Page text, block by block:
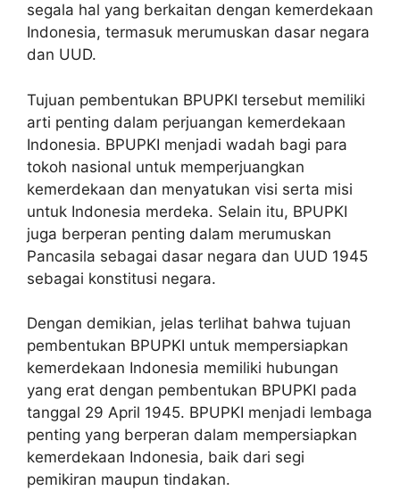
segala hal yang berkaitan dengan kemerdekaan
Indonesia, termasuk merumuskan dasar negara
dan UUD.
Tujuan pembentukan BPUPKI tersebut memiliki
arti penting dalam perjuangan kemerdekaan
Indonesia. BPUPKI menjadi wadah bagi para
tokoh nasional untuk memperjuangkan
kemerdekaan dan menyatukan visi serta misi
untuk Indonesia merdeka. Selain itu, BPUPKI
juga berperan penting dalam merumuskan
Pancasila sebagai dasar negara dan UUD 1945
sebagai konstitusi negara.
Dengan demikian, jelas terlihat bahwa tujuan
pembentukan BPUPKI untuk mempersiapkan
kemerdekaan Indonesia memiliki hubungan
yang erat dengan pembentukan BPUPKI pada
tanggal 29 April 1945. BPUPKI menjadi lembaga
penting yang berperan dalam mempersiapkan
kemerdekaan Indonesia, baik dari segi
pemikiran maupun tindakan.